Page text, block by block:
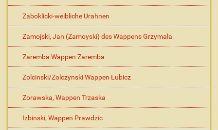
Zaboklicki-weibliche Urahnen
Zamojski, Jan (Zamoyski) des Wappens Grzymala
Zaremba Wappen Zaremba
Zolcinski/Zolczynski Wappen Lubicz
Zorawska, Wappen Trzaska
Izbinski, Wappen Prawdzic